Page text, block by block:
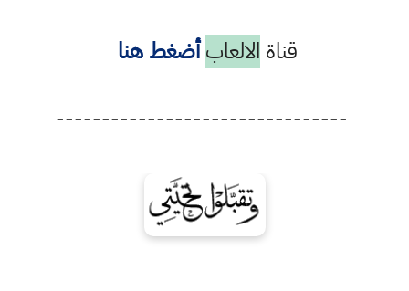
قناة الالعاب أضغط هنا
--------------------------------